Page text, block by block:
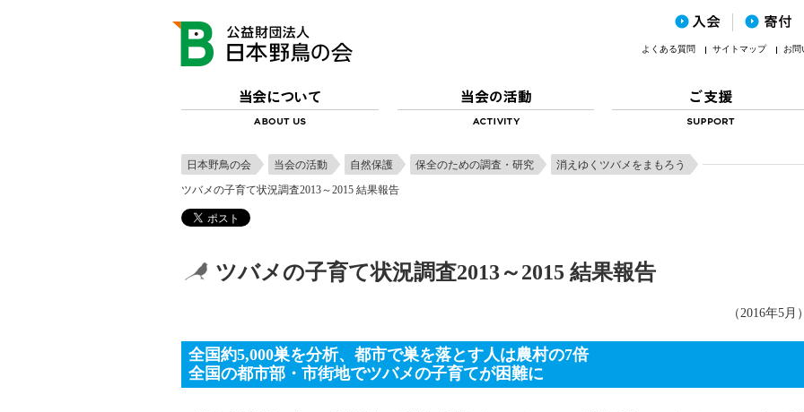
よくある質問 サイトマップ お問
日本野鳥の会 当会の活動 自然保護 保全のための調査・研究
消えゆくツバメをまもろう
ツバメの子育て状況調査2013～2015 結果報告
ツバメの子育て状況調査2013～2015 結果報告
（2016年5月
全国約5,000巣を分析、都市で巣を落とす人は農村の7倍
全国の都市部・市街地でツバメの子育てが困難に